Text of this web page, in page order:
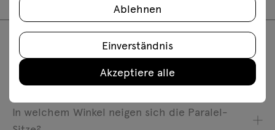
FAQ
In welchem Winkel neigen sich die Paralel-
Ablehnen
Einverständnis
Akzeptiere alle